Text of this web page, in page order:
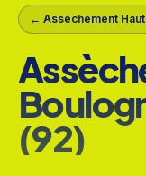
← Assèchement
(92)